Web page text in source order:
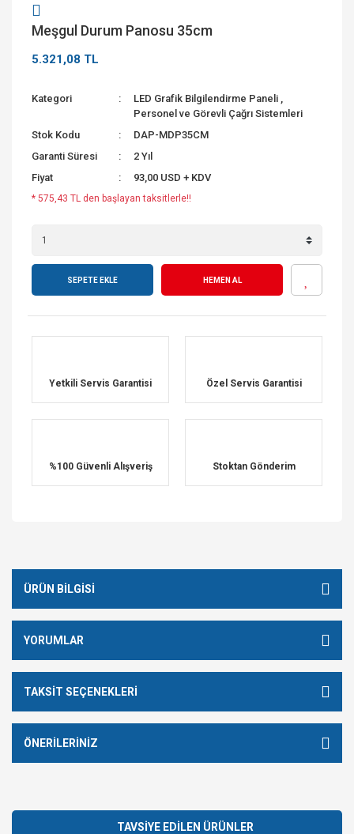
Meşgul Durum Panosu 35cm
5.321,08 TL
Kategori LED Grafik Bilgilendirme Paneli ,
Personel ve Görevli Çağrı Sistemleri
Stok Kodu
DAP-MDP35CM
Garanti Süresi
2 Yıl
Fiyat
93,00 USD + KDV
* 575,43 TL den başlayan taksitlerle!!
SEPETE EKLE HEMEN AL
Yetkili Servis Garantisi Özel Servis Garantisi
%100 Güvenli Alışveriş Stoktan Gönderim
ÜRÜN BILGISI
YORUMLAR
TAKSIT SEÇENEKLERI
ÖNERILERINIZ
TAVSİYE EDİLEN ÜRÜNLER